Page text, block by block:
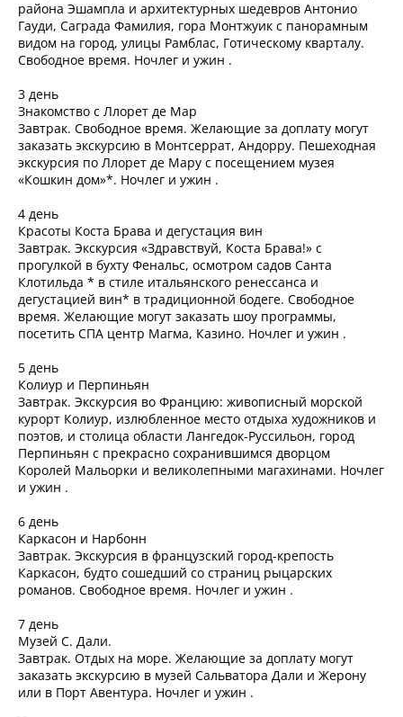
района Эшампла и архитектурных шедевров Антонио
Гауди, Саграда Фамилия, гора Монтжуик с панорамным
видом на город, улицы Рамблас, Готическому кварталу.
Свободное время. Ночлег и ужин .
3 день
Знакомство с Ллорет де Мар
Завтрак. Свободное время. Желающие за доплату могут
заказать экскурсию в Монтсеррат, Андорру. Пешеходная
экскурсия по Ллорет де Мару с посещением музея
«Кошкин дом»*. Ночлег и ужин .
4 день
Красоты Коста Брава и дегустация вин
Завтрак. Экскурсия «Здравствуй, Коста Брава!» с
прогулкой в бухту Фенальс, осмотром садов Санта
Клотильда * в стиле итальянского ренессанса и
дегустацией вин* в традиционной бодеге. Свободное
время. Желающие могут заказать шоу программы,
посетить СПА центр Магма, Казино. Ночлег и ужин .
5 день
Колиур и Перпиньян
Завтрак. Экскурсия во Францию: живописный морской
курорт Колиур, излюбленное место отдыха художников и
поэтов, и столица области Лангедок-Руссильон, город
Перпиньян с прекрасно сохранившимся дворцом
Королей Мальорки и великолепными магахинами. Ночлег
и ужин .
6 день
Каркасон и Нарбонн
Завтрак. Экскурсия в французский город-крепость
Каркасон, будто сошедший со страниц рыцарских
романов. Свободное время. Ночлег и ужин .
7 день
Музей С. Дали.
Завтрак. Отдых на море. Желающие за доплату могут
заказать экскурсию в музей Сальватора Дали и Жерону
или в Порт Авентура. Ночлег и ужин .